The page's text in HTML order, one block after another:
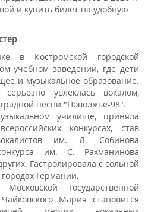
и купить билет на удобную
в Костромской городской
учебном заведении, где дети
и музыкальное образование.
увлеклась вокалом,
песни "Поволжье-98".
училище, приняла
конкурсах, став
им. Л. Собинова
им. С. Рахманинова
Гастролировала с сольной
Германии.
Государственной
Мария становится